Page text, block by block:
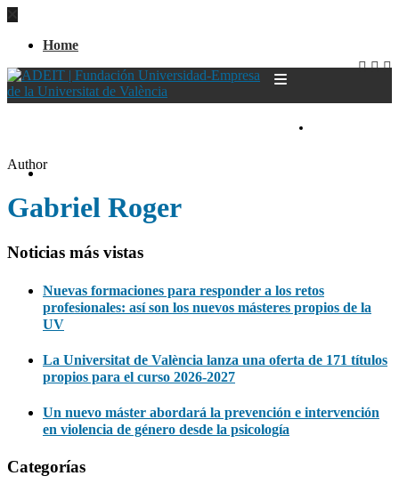
Home
Home
Author
Gabriel Roger
Noticias más vistas
Nuevas formaciones para responder a los retos
profesionales: así son los nuevos másteres propios de la
UV
La Universitat de València lanza una oferta de 171 títulos
propios para el curso 2026-2027
Un nuevo máster abordará la prevención e intervención
en violencia de género desde la psicología
Categorías